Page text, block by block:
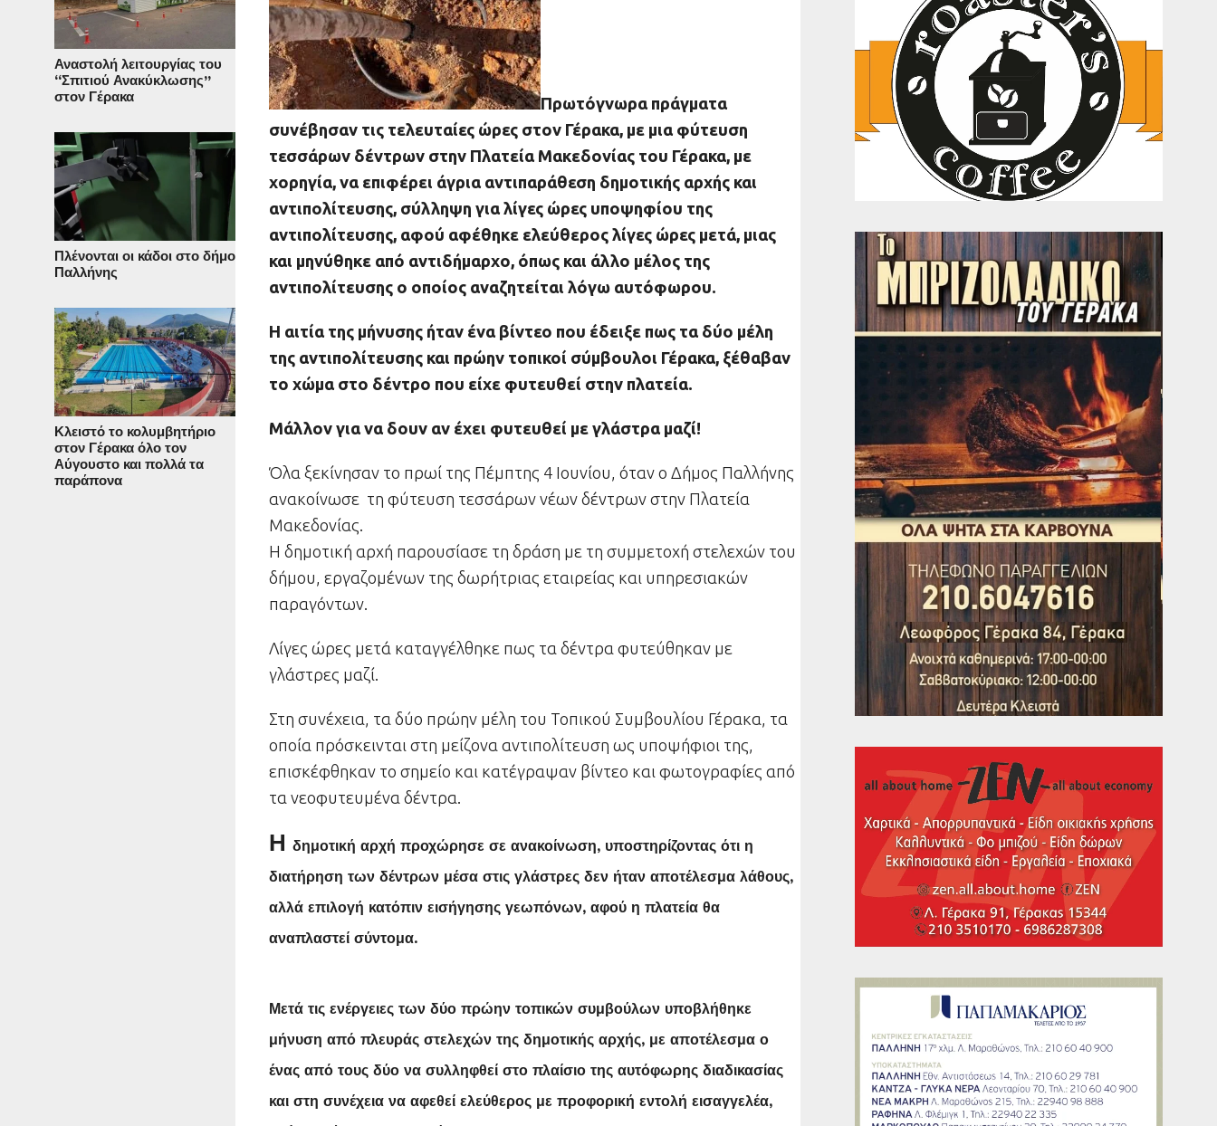
Αναστολή λειτουργίας του
“Σπιτιού Ανακύκλωσης”
στον Γέρακα
Πλένονται οι κάδοι στο δήμο
Παλλήνης
Κλειστό το κολυμβητήριο
στον Γέρακα όλο τον
Αύγουστο και πολλά τα
παράπονα
Πρωτόγνωρα πράγματα
συνέβησαν τις τελευταίες ώρες στον Γέρακα, με μια φύτευση
τεσσάρων δέντρων στην Πλατεία Μακεδονίας του Γέρακα, με
χορηγία, να επιφέρει άγρια αντιπαράθεση δημοτικής αρχής και
αντιπολίτευσης, σύλληψη για λίγες ώρες υποψηφίου της
αντιπολίτευσης, αφού αφέθηκε ελεύθερος λίγες ώρες μετά, μιας
και μηνύθηκε από αντιδήμαρχο, όπως και άλλο μέλος της
αντιπολίτευσης ο οποίος αναζητείται λόγω αυτόφωρου.
Η αιτία της μήνυσης ήταν ένα βίντεο που έδειξε πως τα δύο μέλη
της αντιπολίτευσης και πρώην τοπικοί σύμβουλοι Γέρακα, ξέθαβαν
το χώμα στο δέντρο που είχε φυτευθεί στην πλατεία.
Μάλλον για να δουν αν έχει φυτευθεί με γλάστρα μαζί!
Όλα ξεκίνησαν το πρωί της Πέμπτης 4 Ιουνίου, όταν ο Δήμος Παλλήνης
ανακοίνωσε τη φύτευση τεσσάρων νέων δέντρων στην Πλατεία
Μακεδονίας.
Η δημοτική αρχή παρουσίασε τη δράση με τη συμμετοχή στελεχών του
δήμου, εργαζομένων της δωρήτριας εταιρείας και υπηρεσιακών
παραγόντων.
Λίγες ώρες μετά καταγγέλθηκε πως τα δέντρα φυτεύθηκαν με
γλάστρες μαζί.
Στη συνέχεια, τα δύο πρώην μέλη του Τοπικού Συμβουλίου Γέρακα, τα
οποία πρόσκεινται στη μείζονα αντιπολίτευση ως υποψήφιοι της,
επισκέφθηκαν το σημείο και κατέγραψαν βίντεο και φωτογραφίες από
τα νεοφυτευμένα δέντρα.
Ηδημοτική αρχή προχώρησε σε ανακοίνωση, υποστηρίζοντας ότι η
διατήρηση των δέντρων μέσα στις γλάστρες δεν ήταν αποτέλεσμα λάθους,
αλλά επιλογή κατόπιν εισήγησης γεωπόνων, αφού η πλατεία θα
αναπλαστεί σύντομα.
Μετά τις ενέργειες των δύο πρώην τοπικών συμβούλων υποβλήθηκε
μήνυση από πλευράς στελεχών της δημοτικής αρχής, με αποτέλεσμα ο
ένας από τους δύο να συλληφθεί στο πλαίσιο της αυτόφωρης διαδικασίας
και στη συνέχεια να αφεθεί ελεύθερος με προφορική εντολή εισαγγελέα,